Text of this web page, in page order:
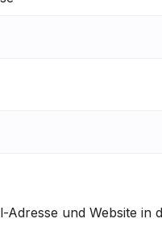
Adresse und Website in